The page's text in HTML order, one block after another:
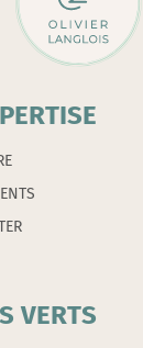
VERTS